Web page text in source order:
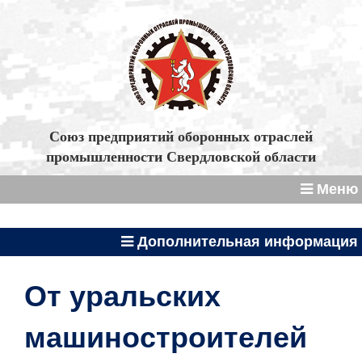
Союз предприятий оборонных отраслей
промышленности Свердловской области
Меню
Дополнительная информация
От уральских
машиностроителей